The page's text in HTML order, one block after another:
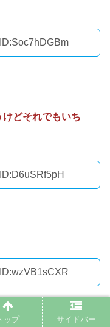
ID:Soc7hDGBm
どそれでもいち
ID:D6uSRf5pH
ID:wzVB1sCXR
らと単に熟女好き
ップ サイドバー